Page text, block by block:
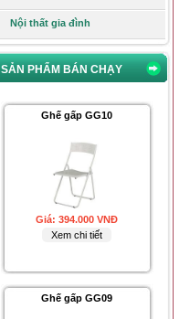
Nội thất gia đình
SẢN PHẨM BÁN CHẠY
Xem chi tiết
Ghế gấp GG10
Giá: 394.000 VNĐ
Xem chi tiết
Ghế gấp GG09